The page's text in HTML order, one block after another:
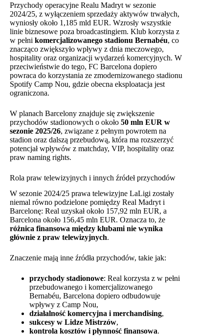
Przychody operacyjne Realu Madryt w sezonie
2024/25, z wyłączeniem sprzedaży aktywów trwałych,
wyniosły około 1,185 mld EUR. Wzrosły wszystkie
linie biznesowe poza broadcastingiem. Klub korzysta z
w pełni komercjalizowanego stadionu Bernabéu, co
znacząco zwiększyło wpływy z dnia meczowego,
hospitality oraz organizacji wydarzeń komercyjnych. W
przeciwieństwie do tego, FC Barcelona dopiero
powraca do korzystania ze zmodernizowanego stadionu
Spotify Camp Nou, gdzie obecna eksploatacja jest
ograniczona.
W planach Barcelony znajduje się zwiększenie
przychodów stadionowych o około 50 mln EUR w
sezonie 2025/26, związane z pełnym powrotem na
stadion oraz dalszą przebudową, która ma rozszerzyć
potencjał wpływów z matchday, VIP, hospitality oraz
praw naming rights.
Rola praw telewizyjnych i innych źródeł przychodów
W sezonie 2024/25 prawa telewizyjne LaLigi zostały
niemal równo podzielone pomiędzy Real Madryt i
Barcelonę: Real uzyskał około 157,92 mln EUR, a
Barcelona około 156,45 mln EUR. Oznacza to, że
różnica finansowa między klubami nie wynika
głównie z praw telewizyjnych.
Znaczenie mają inne źródła przychodów, takie jak:
przychody stadionowe: Real korzysta z w pełni
przebudowanego i komercjalizowanego
Bernabéu, Barcelona dopiero odbudowuje
wpływy z Camp Nou,
działalność komercyjna i merchandising,
sukcesy w Lidze Mistrzów,
kontrola kosztów i płynność finansowa.